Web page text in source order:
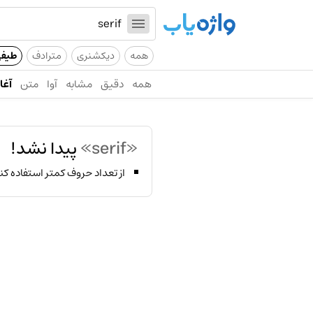
همه دیکشنری مترادف
همه دقیق مشابه آوا متن
«serif» پیدا نشد!
از تعداد حروف کمتر استفاده